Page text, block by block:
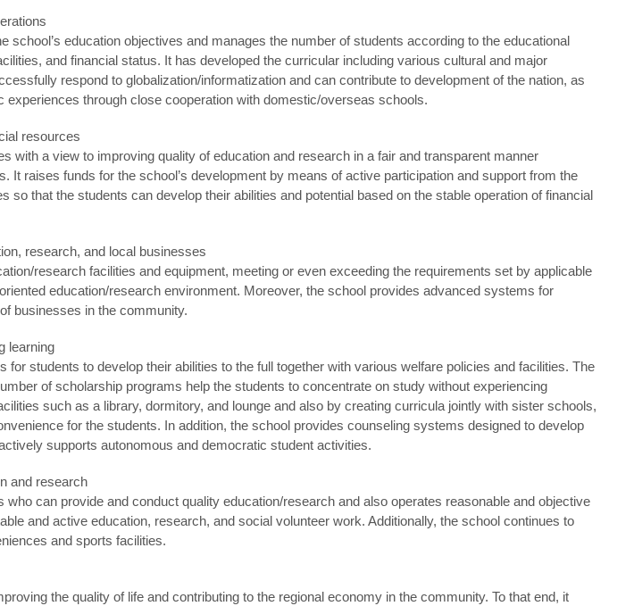
school’s education objectives and manages the number of students according to the educational
and financial status. It has developed the curricular including various cultural and major
respond to globalization/informatization and can contribute to development of the nation, as
experiences through close cooperation with domestic/overseas schools.
resources
with a view to improving quality of education and research in a fair and transparent manner
It raises funds for the school’s development by means of active participation and support from the
so that the students can develop their abilities and potential based on the stable operation of financial
research, and local businesses
research facilities and equipment, meeting or even exceeding the requirements set by applicable
education/research environment. Moreover, the school provides advanced systems for
businesses in the community.
learning
students to develop their abilities to the full together with various welfare policies and facilities. The
of scholarship programs help the students to concentrate on study without experiencing
such as a library, dormitory, and lounge and also by creating curricula jointly with sister schools,
for the students. In addition, the school provides counseling systems designed to develop
supports autonomous and democratic student activities.
and research
can provide and conduct quality education/research and also operates reasonable and objective
and active education, research, and social volunteer work. Additionally, the school continues to
and sports facilities.
the quality of life and contributing to the regional economy in the community. To that end, it